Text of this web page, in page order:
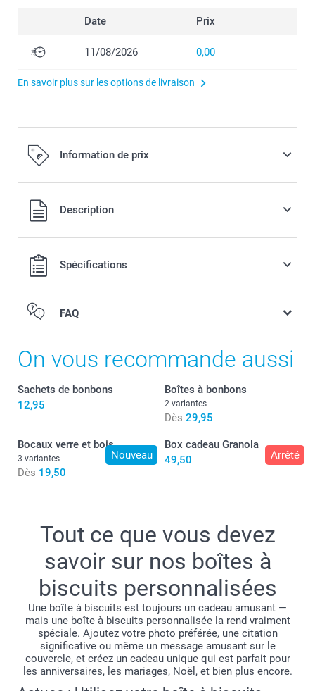
Date Prix
11/08/2026 0,00
En savoir plus sur les options de livraison
Information de prix
Tous les prix sont TVA incluse
Description
Spécifications
Carrée : 1 x 120gr de "Charlotte Chocolat" cookies au
chocolat, noisettes & fleur de sel et 1 x 120gr de
"Céline Citron" sablés au citron
Rectangle: garni de 90 gr de cookies au chocolat et
noisettes "Charlotte Chocolat" emballés
individuellement
Rond & coeur: garni de 75 gr de cookies au chocolat et
noisettes "Charlotte Chocolat" emballés
individuellement
Biscuits bio et sans gluten
Cliquez ici pour connaître les informations
FAQ
On vous recommande aussi
Sachets de bonbons
12,95
Boîtes à bonbons
2 variantes
Dès 29,95
Nouveau
Bocaux verre et bois
3 variantes
Dès 19,50
Arrêté
Box cadeau Granola
49,50
Tout ce que vous devez
savoir sur nos boîtes à
biscuits personnalisées
Une boîte à biscuits est toujours un cadeau amusant —
mais une boîte à biscuits personnalisée la rend vraiment
spéciale. Ajoutez votre photo préférée, une citation
significative ou même un message amusant sur le
couvercle, et créez un cadeau unique qui est parfait pour
les anniversaires, les mariages, Noël, et bien plus encore.